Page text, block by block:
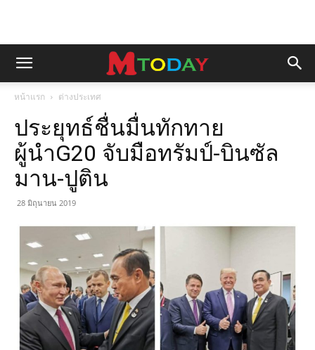
หน้าแรก ต่างประเทศ
ประยุทธ์ชื่นมื่นทักทาย
ผู้นำG20 จับมือทรัมป์-บินซัล
มาน-ปูติน
28 มิถุนายน 2019